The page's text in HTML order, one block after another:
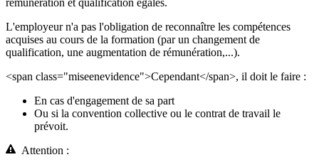
rémunération et qualification égales.
L'employeur n'a pas l'obligation de reconnaître les compétences
acquises au cours de la formation (par un changement de
qualification, une augmentation de rémunération,...).
<span class="miseenevidence">Cependant</span>, il doit le faire :
En cas d'engagement de sa part
Ou si la convention collective ou le contrat de travail le
prévoit.
Attention :